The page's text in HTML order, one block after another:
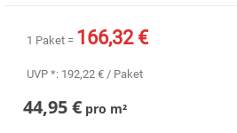
1 Paket = 166,32 €
UVP *: 192,22 € / Paket
44,95 € pro m²